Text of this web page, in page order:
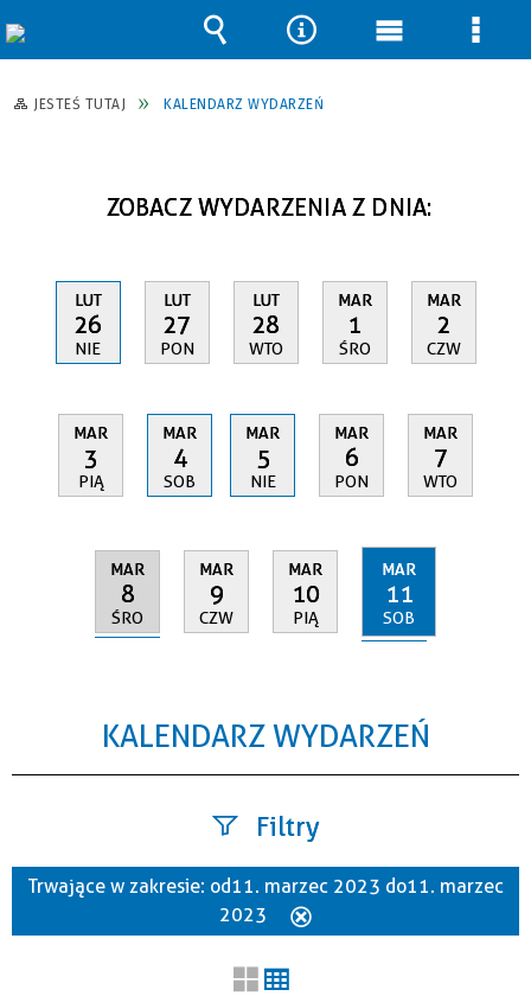
JESTEŚ TUTAJ KALENDARZ WYDARZEŃ
ZOBACZ WYDARZENIA Z DNIA:
LUT
26
NIE
LUT
27
PON
LUT
28
WTO
MAR
1
ŚRO
MAR
2
CZW
MAR
3
PIĄ
MAR
4
SOB
MAR
5
NIE
MAR
6
PON
MAR
7
WTO
MAR
8
ŚRO
MAR
9
CZW
MAR
10
PIĄ
MAR
11
SOB
KALENDARZ WYDARZEŃ
Filtry
Szukana fraza
Trwające w zakresie: od 11. marzec 2023 do 11. marzec
2023
Wyszukiwarka
Narzędzia
Menu Menu